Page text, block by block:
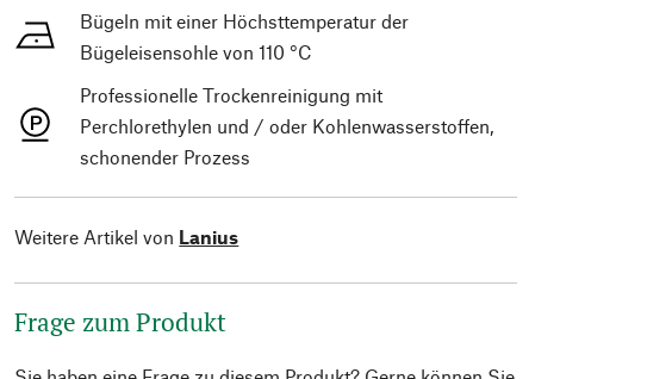
Bügeln mit einer Höchsttemperatur der
Bügeleisensohle von 110 °C
Professionelle Trockenreinigung mit
Perchlorethylen und / oder Kohlenwasserstoffen,
schonender Prozess
Weitere Artikel von Lanius
Frage zum Produkt